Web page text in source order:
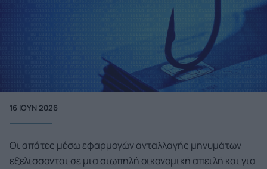
16 ΙΟΥΝ 2026
Οι απάτες μέσω εφαρμογών ανταλλαγής μηνυμάτων
εξελίσσονται σε μια σιωπηλή οικονομική απειλή και για